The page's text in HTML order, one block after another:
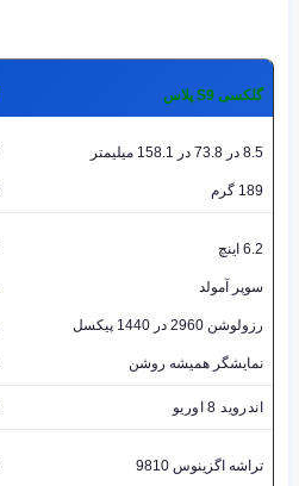
گلکسی S9 پلاس
8.5 در 73.8 در 158.1 میلیمتر
189 گرم
6.2 اینچ
سوپر آمولد
رزولوشن 2960 در 1440 پیکسل
نمایشگر همیشه روشن
اندروید 8 اوریو
تراشه اگزینوس 9810